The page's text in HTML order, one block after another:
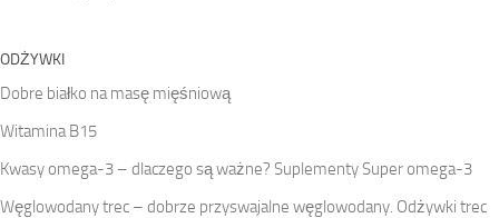
ODŻYWKI
Dobre białko na masę mięśniową
Witamina B15
Kwasy omega-3 – dlaczego są ważne? Suplementy Super omega-3
Węglowodany trec – dobrze przyswajalne węglowodany. Odżywki trec